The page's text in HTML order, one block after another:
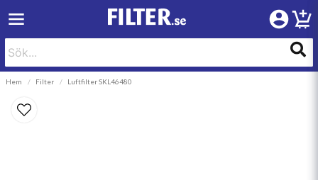
Hem Filter Luftfilter SKL46480